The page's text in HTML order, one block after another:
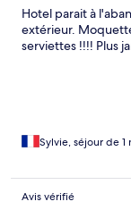
Hotel parait à
extérieur.
serviettes !!!! Plus
Sylvie, séjour de 1
Avis vérifié